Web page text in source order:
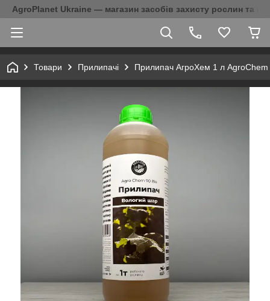
AgroPlanet Ukraine — магазин засобів захисту рослин та
Товари Прилипачі Прилипач АгроХем 1 л AgroChem